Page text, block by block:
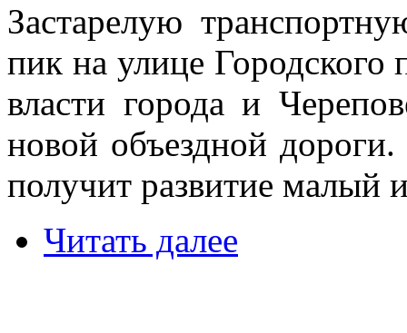
Застарелую
пик на улице
власти города и
новой объездной
получит развитие малый
Читать далее